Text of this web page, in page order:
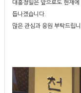
대흥정밀은 앞으로도 현재
듭나겠습니다.
많은 관심과 응원 부탁드립